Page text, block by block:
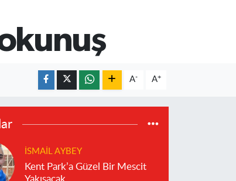
%0
A- A+
İSMAIL AYBEY
Kent Park’a Güzel Bir Mescit